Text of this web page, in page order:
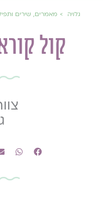
גלויה מאמרים, שירים
קול